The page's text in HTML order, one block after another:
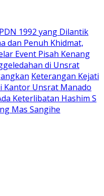
1992 yang Dilantik
dan Penuh Khidmat,
Event Pisah Kenang
di Unsrat
Keterangan Kejati
Kantor Unsrat Manado
Keterlibatan Hashim S
Mas Sangihe